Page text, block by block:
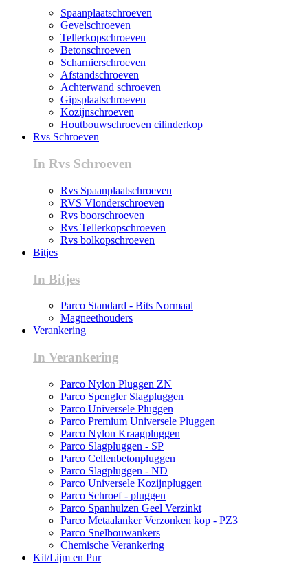
Spaanplaatschroeven
Gevelschroeven
Tellerkopschroeven
Betonschroeven
Scharnierschroeven
Afstandschroeven
Achterwand schroeven
Gipsplaatschroeven
Kozijnschroeven
Houtbouwschroeven cilinderkop
Rvs Schroeven
In Rvs Schroeven
Rvs Spaanplaatschroeven
RVS Vlonderschroeven
Rvs boorschroeven
Rvs Tellerkopschroeven
Rvs bolkopschroeven
Bitjes
In Bitjes
Parco Standard - Bits Normaal
Magneethouders
Verankering
In Verankering
Parco Nylon Pluggen ZN
Parco Spengler Slagpluggen
Parco Universele Pluggen
Parco Premium Universele Pluggen
Parco Nylon Kraagpluggen
Parco Slagpluggen - SP
Parco Cellenbetonpluggen
Parco Slagpluggen - ND
Parco Universele Kozijnpluggen
Parco Schroef - pluggen
Parco Spanhulzen Geel Verzinkt
Parco Metaalanker Verzonken kop - PZ3
Parco Snelbouwankers
Chemische Verankering
Kit/Lijm en Pur